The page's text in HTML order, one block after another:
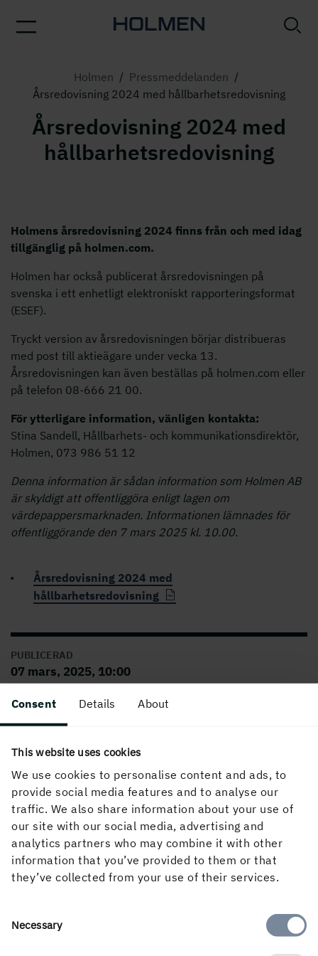
Consent Details About
This website uses cookies
We use cookies to personalise content and ads, to
provide social media features and to analyse our
traffic. We also share information about your use of
our site with our social media, advertising and
analytics partners who may combine it with other
information that you’ve provided to them or that
they’ve collected from your use of their services.
Consent
Necessary
Holmen / Pressmeddelanden /
Årsredovisning 2024 med hållbarhetsredovisning
Årsredovisning 2024 med
hållbarhetsredovisning
Holmens årsredovisning 2024 finns från och med idag
tillgänglig på holmen.com.
Holmen har också publicerat årsredovisningen på
svenska i ett enhetligt elektroniskt rapporteringsformat
(ESEF).
Tryckt version av årsredovisningen börjar distribueras
med post till aktieägare under vecka 13.
Årsredovisningen kan även beställas på holmen.com eller
på telefon 08-666 21 00.
För ytterligare information, vänligen kontakta:
Stina Sandell, Hållbarhets- och kommunikationsdirektör,
Holmen, 073 986 51 12
Denna information är sådan information som Holmen AB
är skyldigt att offentliggöra enligt lagen om
värdepappersmarknaden. Informationen lämnades för
offentliggörande den 7 mars 2025 kl. 10.00.
Årsredovisning 2024 med
hållbarhetsredovisning
PUBLICERAD
07 mars, 2025, 10:00
Om webbplatsen